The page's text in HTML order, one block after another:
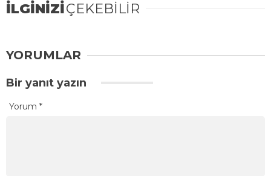
İLGİNİZİÇEKEBİLİR
YORUMLAR
Bir yanıt yazın
Yorum *